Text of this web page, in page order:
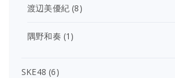
渡辺美優紀 (8)
隅野和奏 (1)
SKE48 (6)